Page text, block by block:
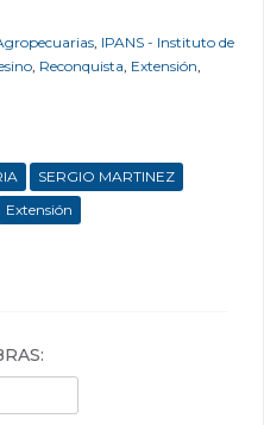
, IPANS - Instituto de
, Reconquista, Extensión,
SERGIO MARTINEZ
Extensión